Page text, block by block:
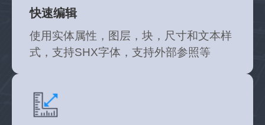
快速编辑
使用实体属性，图层，块，尺寸和文本样
式，支持SHX字体，支持外部参照等
专业搬砖
技术支持